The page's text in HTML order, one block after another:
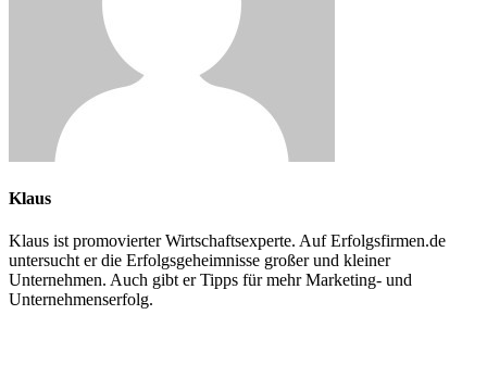
Klaus
Klaus ist promovierter Wirtschaftsexperte. Auf Erfolgsfirmen.de
untersucht er die Erfolgsgeheimnisse großer und kleiner
Unternehmen. Auch gibt er Tipps für mehr Marketing- und
Unternehmenserfolg.